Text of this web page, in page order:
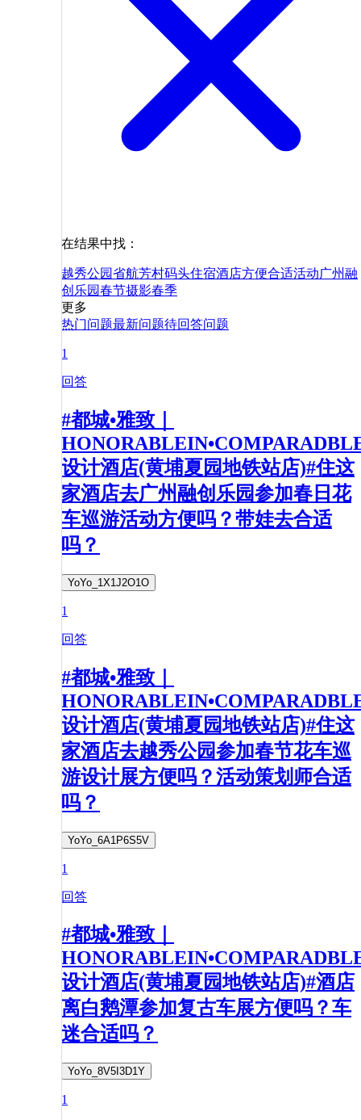
在结果中找：
越秀公园省航芳村码头住宿酒店方便合适活动广州融
创乐园春节摄影春季
更多
热门问题最新问题待回答问题
1
回答
#都城•雅致｜
设计酒店(黄埔夏园地铁站店)#住这
家酒店去广州融创乐园参加春日花
车巡游活动方便吗？带娃去合适
吗？
YoYo_1X1J2O1O
1
回答
#都城•雅致｜
设计酒店(黄埔夏园地铁站店)#住这
家酒店去越秀公园参加春节花车巡
游设计展方便吗？活动策划师合适
吗？
YoYo_6A1P6S5V
1
回答
#都城•雅致｜
设计酒店(黄埔夏园地铁站店)#酒店
离白鹅潭参加复古车展方便吗？车
迷合适吗？
YoYo_8V5I3D1Y
1